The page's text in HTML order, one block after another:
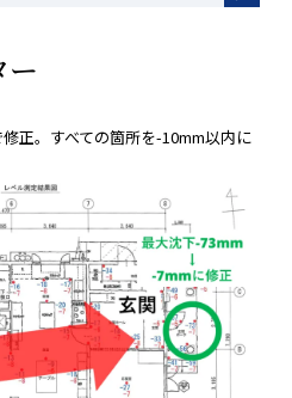
ー
正。すべての箇所を-10mm以内に